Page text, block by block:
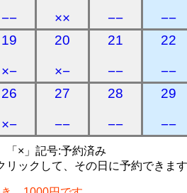
−− ×× −− −−
19
×−
20
×−
21
−−
22
−−
26
×−
27
−−
28
−−
29
−−
「×」記号:予約済み
リックして、その日に予約できます